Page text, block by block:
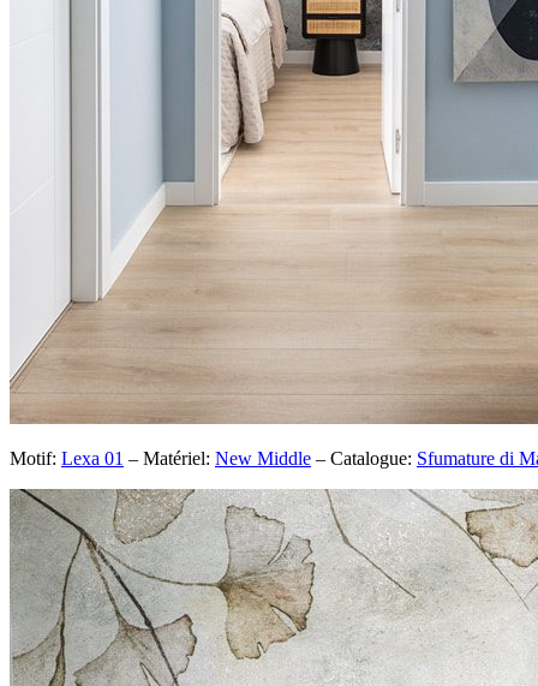
Motif: Lexa 01 – Matériel: New Middle – Catalogue: Sfumature di